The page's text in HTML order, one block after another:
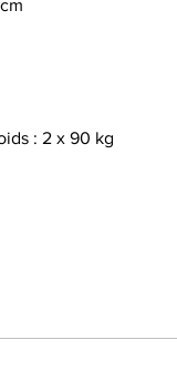
: 2 x 90 kg